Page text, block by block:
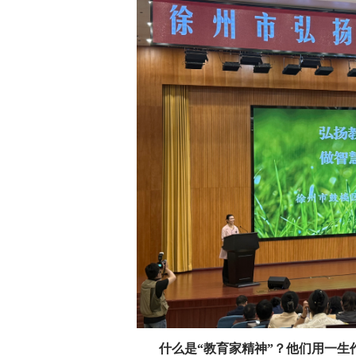
什么是“教育家精神”？他们用一生